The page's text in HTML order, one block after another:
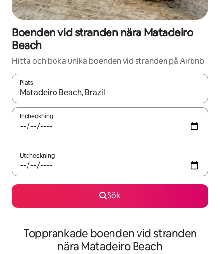
Boenden vid stranden nära Matadeiro
Beach
Hitta och boka unika boenden vid stranden på Airbnb
Plats
När resultaten är tillgängliga kan du navigera med upp- och
Incheckning
Utcheckning
Sök
Topprankade boenden vid stranden
nära Matadeiro Beach